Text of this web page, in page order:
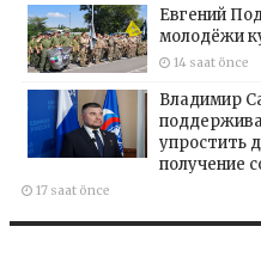
Евгений
молодёжи
14 saat önce
Владимир
упростить
получение
17 saat önce